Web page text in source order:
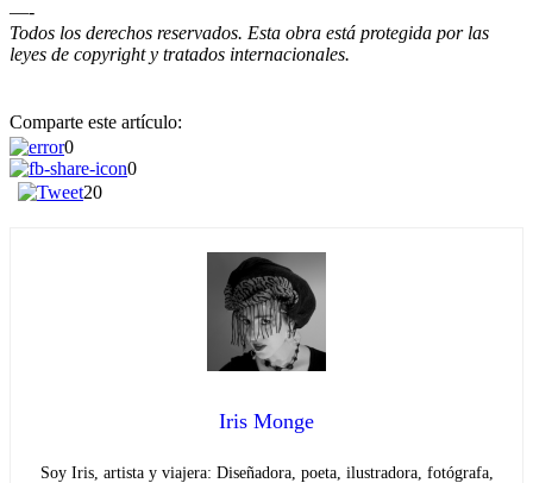
—-
Todos los derechos reservados. Esta obra está protegida por las
leyes de copyright y tratados internacionales.
Comparte este artículo:
0
0
20
Iris Monge
Soy Iris, artista y viajera: Diseñadora, poeta, ilustradora, fotógrafa,